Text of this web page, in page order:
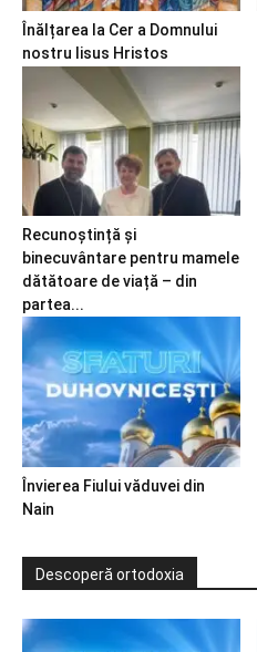
Înălțarea la Cer a Domnului
nostru Iisus Hristos
Recunoștință și
binecuvântare pentru mamele
dătătoare de viață – din
partea...
Învierea Fiului văduvei din
Nain
Descoperă ortodoxia